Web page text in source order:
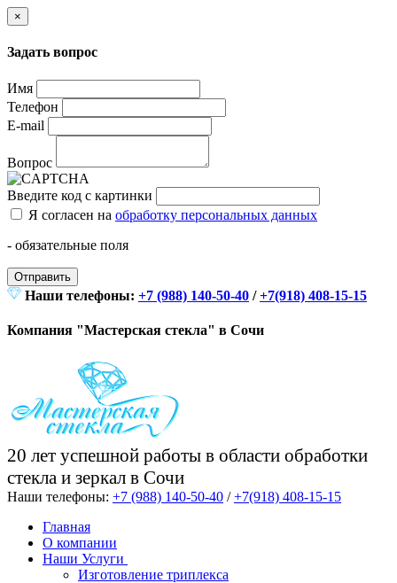
×
Задать вопрос
Имя
Телефон
E-mail
Вопрос
Введите код с картинки
Я согласен на обработку персональных данных
- обязательные поля
Отправить
Наши телефоны: +7 (988) 140-50-40 /+7(918) 408-15-15
Компания "Мастерская стекла" в Сочи
20 лет успешной работы в области обработки
стекла и зеркал в Сочи
Наши телефоны: +7 (988) 140-50-40 /+7(918) 408-15-15
Главная
О компании
Наши Услуги
Изготовление триплекса